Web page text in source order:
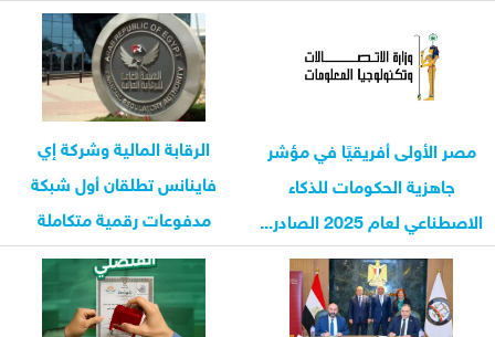
مصر الأولى أفريقيًا في مؤشر
جاهزية الحكومات للذكاء
الاصطناعي لعام 2025 الصادر...
الرقابة المالية وشركة إي
فاينانس تطلقان أول شبكة
مدفوعات رقمية متكاملة
للقطاع...